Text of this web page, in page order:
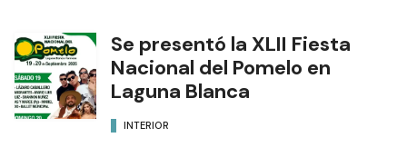
Se presentó la XLII Fiesta
Nacional del Pomelo en
Laguna Blanca
INTERIOR